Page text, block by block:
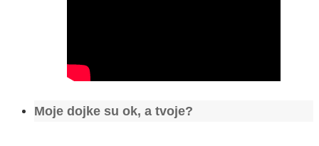
Moje dojke su ok, a tvoje?